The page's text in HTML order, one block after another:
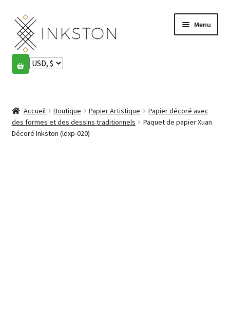
Aller
la
navigation
Aller
au
contenu
Menu
Boutique
menu
English
Accueil Boutique Papier Artistique
Papier décoré avec
des formes et des dessins traditionnels
Paquet de papier Xuan
Décoré Inkston (ldxp-020)